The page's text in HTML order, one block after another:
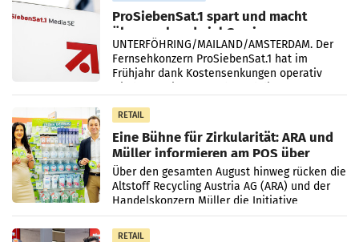
ProSiebenSat.1 spart und macht
überraschend viel Gewinn
UNTERFÖHRING/MAILAND/AMSTERDAM. Der
Fernsehkonzern ProSiebenSat.1 hat im
Frühjahr dank Kostensenkungen operativ
RETAIL
Eine Bühne für Zirkularität: ARA und
Müller informieren am POS über
Kreislauffähigkeit
Über den gesamten August hinweg rücken die
Altstoff Recycling Austria AG (ARA) und der
Handelskonzern Müller die Initiative
„Kreislauf-Helden“ in allen österreichischen
Müller-Filialen
RETAIL